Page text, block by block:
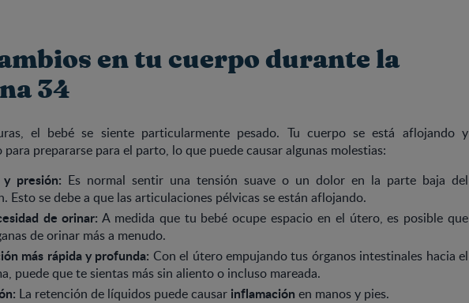
en tu cuerpo durante la
34
el bebé se siente particularmente pesado. Tu cuerpo se está aflojando y
para prepararse para el parto, lo que puede causar algunas molestias:
presión: Es normal sentir una tensión suave o un dolor en la parte baja del
Esto se debe a que las articulaciones pélvicas se están aflojando.
de orinar: A medida que tu bebé ocupe espacio en el útero, es posible que
de orinar más a menudo.
más rápida y profunda: Con el útero empujando tus órganos intestinales hacia el
puede que te sientas más sin aliento o incluso mareada.
La retención de líquidos puede causar inflamación en manos y pies.